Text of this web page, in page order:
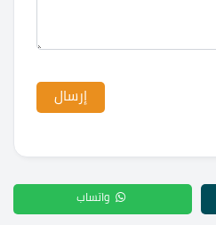
واتساب